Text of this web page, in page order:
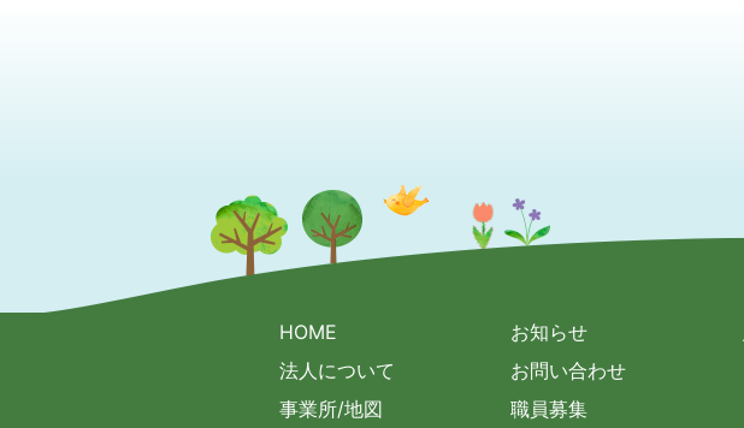
HOME
法人について
事業所/地図
お知らせ
お問い合わせ
職員募集